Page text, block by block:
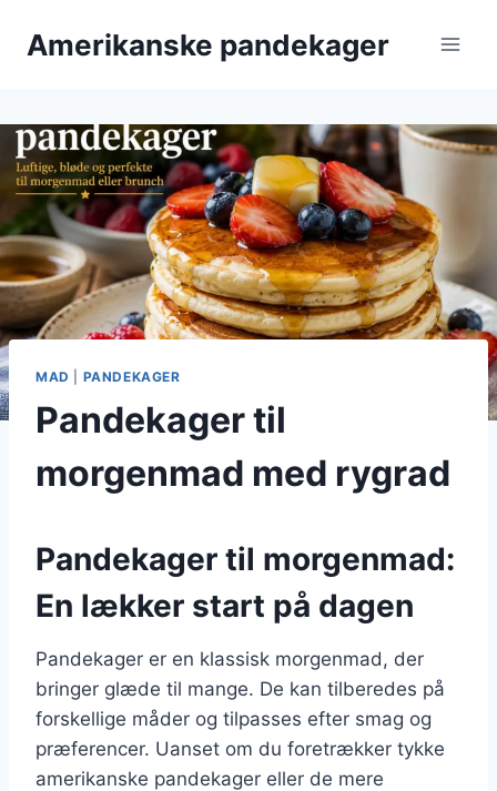
Amerikanske pandekager
MAD PANDEKAGER
Pandekager til
morgenmad med rygrad
Pandekager til morgenmad:
En lækker start på dagen
Pandekager er en klassisk morgenmad, der
bringer glæde til mange. De kan tilberedes på
forskellige måder og tilpasses efter smag og
præferencer. Uanset om du foretrækker tykke
amerikanske pandekager eller de mere